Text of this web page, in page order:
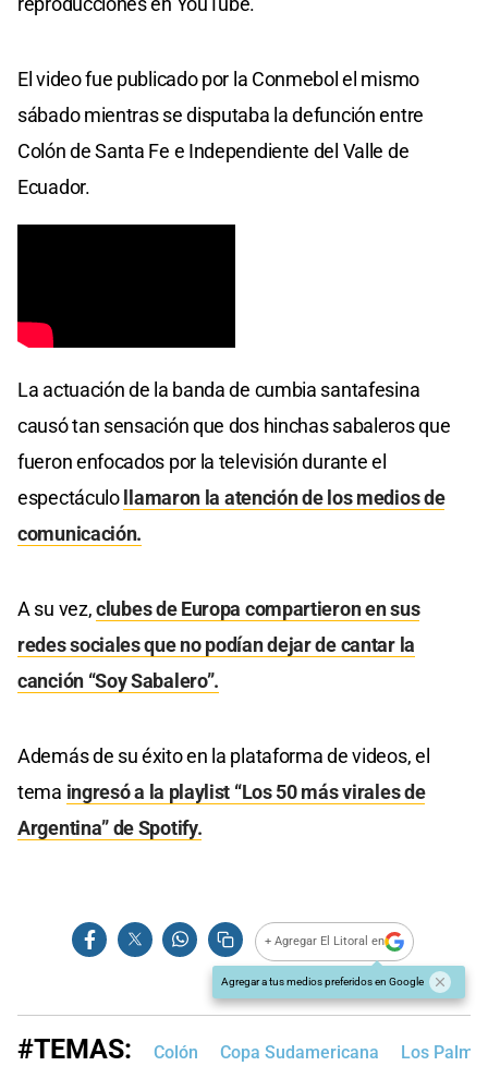
El video fue publicado por la Conmebol el mismo
sábado mientras se disputaba la defunción entre
Colón de Santa Fe e Independiente del Valle de
Ecuador.
La actuación de la banda de cumbia santafesina
causó tan sensación que dos hinchas sabaleros que
fueron enfocados por la televisión durante el
espectáculollamaron la atención de los medios de
comunicación.
A su vez,clubes de Europa compartieron en sus
redes sociales que no podían dejar de cantar la
canción “Soy Sabalero”.
Además de su éxito en la plataforma de videos, el
tema ingresó a la playlist “Los 50 más virales de
Argentina” de Spotify.
+ Agregar El Litoral en
Agregar a tus medios preferidos en Google
#TEMAS: Colón Copa Sudamericana Los